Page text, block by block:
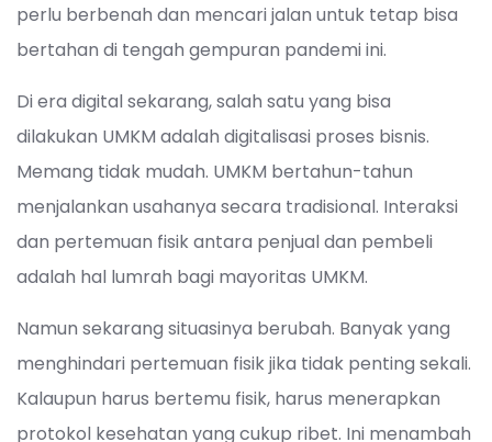
perlu berbenah dan mencari jalan untuk tetap bisa
bertahan di tengah gempuran pandemi ini.
Di era digital sekarang, salah satu yang bisa
dilakukan UMKM adalah digitalisasi proses bisnis.
Memang tidak mudah. UMKM bertahun-tahun
menjalankan usahanya secara tradisional. Interaksi
dan pertemuan fisik antara penjual dan pembeli
adalah hal lumrah bagi mayoritas UMKM.
Namun sekarang situasinya berubah. Banyak yang
menghindari pertemuan fisik jika tidak penting sekali.
Kalaupun harus bertemu fisik, harus menerapkan
protokol kesehatan yang cukup ribet. Ini menambah